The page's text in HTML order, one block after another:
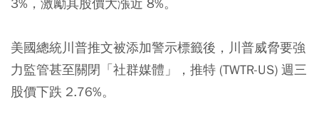
美國總統川普推文被添加警示標籤後，川普威脅要強
力監管甚至關閉「社群媒體」，推特 (TWTR-US) 週三
股價下跌 2.76%。